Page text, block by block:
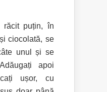
răcit puțin, în
ciocolată, se
unul și se
apoi
ușor, cu